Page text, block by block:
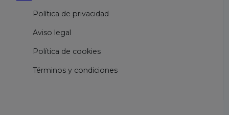
Política de privacidad
Aviso legal
Política de cookies
Términos y condiciones